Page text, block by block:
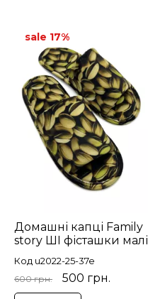
Домашні капці Family
story ШІ фісташки малі
Код u2022-25-37e
600 грн. 500 грн.
sale 17%